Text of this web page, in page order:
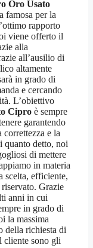
Oro Usato
famosa per la
rapporto
viene offerto il
alla
all’ausilio di
altamente
in grado di
e cercando
L’obiettivo
Cipro è sempre
garantendo
correttezza e la
quanto detto, noi
di mettere
in materia
scelta, efficiente,
Grazie
anni in cui
in grado di
la massima
della richiesta di
cliente sono gli